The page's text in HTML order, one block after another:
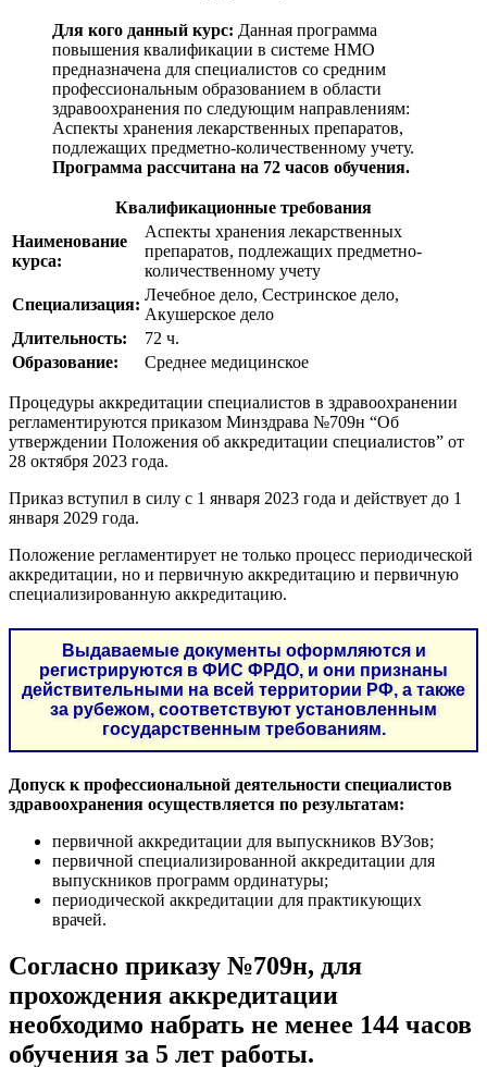
Для кого данный курс: Данная программа
повышения квалификации в системе НМО
предназначена для специалистов со средним
профессиональным образованием в области
здравоохранения по следующим направлениям:
Аспекты хранения лекарственных препаратов,
подлежащих предметно-количественному учету.
Программа рассчитана на 72 часов обучения.
Квалификационные требования
Наименование
курса:
Аспекты хранения лекарственных
препаратов, подлежащих предметно-
количественному учету
Специализация:
Лечебное дело, Сестринское дело,
Акушерское дело
Длительность:
72 ч.
Образование:
Среднее медицинское
Процедуры аккредитации специалистов в здравоохранении
регламентируются приказом Минздрава №709н “Об
утверждении Положения об аккредитации специалистов” от
28 октября 2023 года.
Приказ вступил в силу с 1 января 2023 года и действует до 1
января 2029 года.
Положение регламентирует не только процесс периодической
аккредитации, но и первичную аккредитацию и первичную
специализированную аккредитацию.
Выдаваемые документы оформляются и
регистрируются в ФИС ФРДО, и они признаны
действительными на всей территории РФ, а также
за рубежом, соответствуют установленным
государственным требованиям.
Допуск к профессиональной деятельности специалистов
здравоохранения осуществляется по результатам:
первичной аккредитации для выпускников ВУЗов;
первичной специализированной аккредитации для
выпускников программ ординатуры;
периодической аккредитации для практикующих
врачей.
Согласно приказу №709н, для
прохождения аккредитации
необходимо набрать не менее 144 часов
обучения за 5 лет работы.